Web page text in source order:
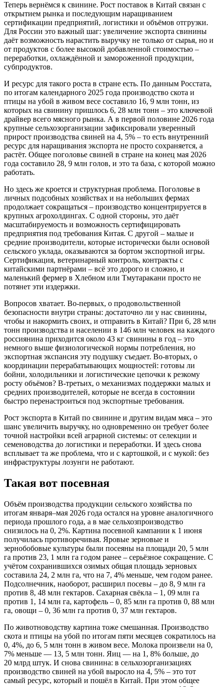
Теперь вернёмся к свинине. Рост поставок в Китай связан с
открытием рынка и последующим наращиванием
сертификации предприятий, логистики и объёмов отгрузки.
Для России это важный шаг: увеличение экспорта свинины
даёт возможность нарастить выручку не только от сырья, но и
от продуктов с более высокой добавленной стоимостью –
переработки, охлаждённой и замороженной продукции,
субпродуктов.
И ресурс для такого роста в стране есть. По данным Росстата,
по итогам календарного 2025 года производство скота и
птицы на убой в живом весе составило 16, 9 млн тонн, из
которых на свинину пришлось 6, 28 млн тонн – это ключевой
драйвер всего мясного рынка. А в первой половине 2026 года
крупные сельхозорганизации зафиксировали уверенный
прирост производства свиней на 4, 5% – то есть внутренний
ресурс для наращивания экспорта не просто сохраняется, а
растёт. Общее поголовье свиней в стране на конец мая 2026
года составило 28, 9 млн голов, и это та база, с которой можно
работать.
Но здесь же кроется и структурная проблема. Поголовье в
личных подсобных хозяйствах и на небольших фермах
продолжает сокращаться – производство концентрируется в
крупных агрохолдингах. С одной стороны, это даёт
масштабируемость и возможность сертифицировать
предприятия под требования Китая. С другой – малые и
средние производители, которые исторически были основой
сельского уклада, оказываются за бортом экспортной игры.
Сертификация, ветеринарный контроль, контракты с
китайскими партнёрами – всё это дорого и сложно, и
маленький фермер в Хлебном или Тмутаракани просто не
потянет эти издержки.
Вопросов хватает. Во-первых, о продовольственной
безопасности внутри страны: достаточно ли у нас свинины,
чтобы и накормить своих, и отправить в Китай? При 6, 28 млн
тонн производства и населении в 146 млн человек на каждого
россиянина приходится около 43 кг свинины в год – это
немного выше физиологической нормы потребления, но
экспортная экспансия эту подушку съедает. Во-вторых, о
координации перерабатывающих мощностей: готовы ли
бойни, холодильники и логистические цепочки к резкому
росту объёмов? В-третьих, о механизмах поддержки малых и
средних производителей, которые не всегда в состоянии
быстро перенастроиться под экспортные требования.
Рост экспорта в Китай по свинине и другим видам мяса – это
шанс увеличить выручку, но одновременно он требует более
точной настройки всей аграрной системы: от селекции и
семеноводства до логистики и переработки. И здесь снова
всплывает та же проблема, что и с картошкой, и с мукой: без
инфраструктуры лозунги не работают.
Такая вот посевная
Объём производства продукции сельского хозяйства по
итогам января–мая 2026 года остался на уровне аналогичного
периода прошлого года, а в мае сельхозпроизводство
снизилось на 0, 2%. Картина посевной кампании к 1 июня
получилась противоречивая. Яровые зерновые и
зернобобовые культуры были посеяны на площади 20, 5 млн
га против 23, 1 млн га годом ранее – серьёзное сокращение. С
учётом сохранившихся озимых общая площадь зерновых
составила 24, 2 млн га, что на 7, 4% меньше, чем годом ранее.
Подсолнечник, наоборот, расширил посевы – до 8, 9 млн га
против 8, 48 млн гектаров. Сахарная свёкла – 1, 09 млн га
против 1, 14 млн га, картофель – 0, 85 млн га против 0, 88 млн
га, овощи – 0, 36 млн га против 0, 37 млн гектаров.
По животноводству картина тоже смешанная. Производство
скота и птицы на убой по итогам пяти месяцев сократилось на
0, 4%, до 6, 5 млн тонн в живом весе. Молока произвели на 0,
7% меньше — 13, 5 млн тонн. Яиц — на 1, 8% больше, до
20 млрд штук. И снова свинина: в сельхозорганизациях
производство свиней на убой выросло на 4, 5% – это тот
самый ресурс, который и пошёл в Китай. При этом общее